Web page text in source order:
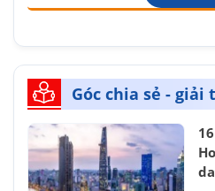
Góc chia sẻ - giải